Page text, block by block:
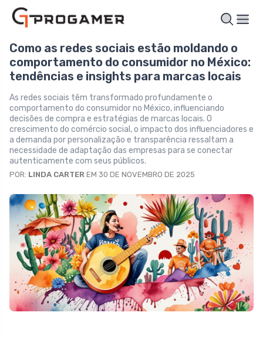
Como as redes sociais estão moldando o
comportamento do consumidor no México:
tendências e insights para marcas locais
As redes sociais têm transformado profundamente o
comportamento do consumidor no México, influenciando
decisões de compra e estratégias de marcas locais. O
crescimento do comércio social, o impacto dos influenciadores e
a demanda por personalização e transparência ressaltam a
necessidade de adaptação das empresas para se conectar
autenticamente com seus públicos.
POR: LINDA CARTER EM 30 DE NOVEMBRO DE 2025